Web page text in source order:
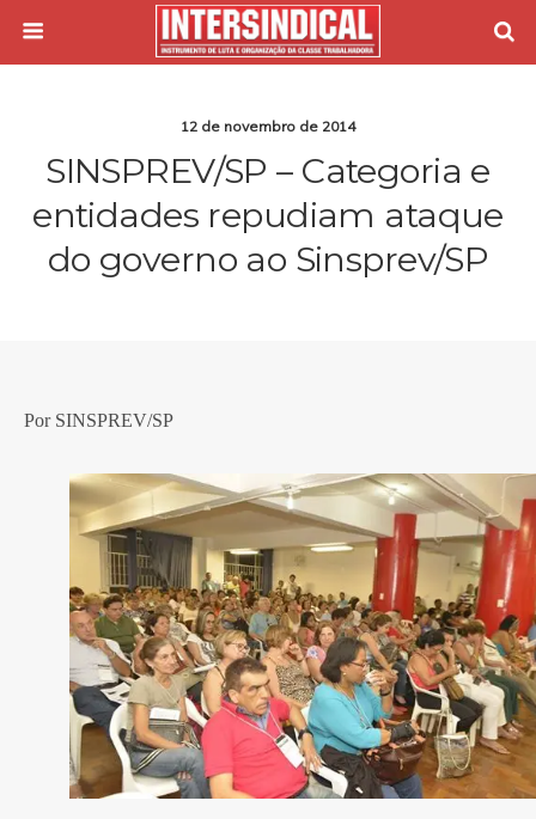
12 de novembro de 2014
SINSPREV/SP – Categoria e
entidades repudiam ataque
do governo ao Sinsprev/SP
Por SINSPREV/SP